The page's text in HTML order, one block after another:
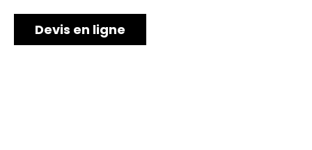
Devis en ligne